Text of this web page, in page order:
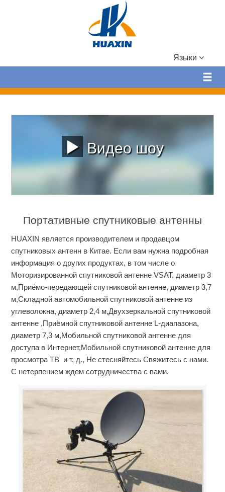
Языки
Видео шоу
Портативные спутниковые антенны
HUAXIN является производителем и продавцом
спутниковых антенн в Китае. Если вам нужна подробная
информация о других продуктах, в том числе о
Моторизированной спутниковой антенне VSAT, диаметр 3
м,Приёмо-передающей спутниковой антенне, диаметр 3,7
м,Складной автомобильной спутниковой антенне из
углеволокна, диаметр 2,4 м,Двухзеркальной спутниковой
антенне ,Приёмной спутниковой антенне L-диапазона,
диаметр 7,3 м,Мобильной спутниковой антенне для
доступа в Интернет,Мобильной спутниковой антенне для
просмотра ТВ и т. д., Не стесняйтесь Свяжитесь с нами.
С нетерпением ждем сотрудничества с вами.